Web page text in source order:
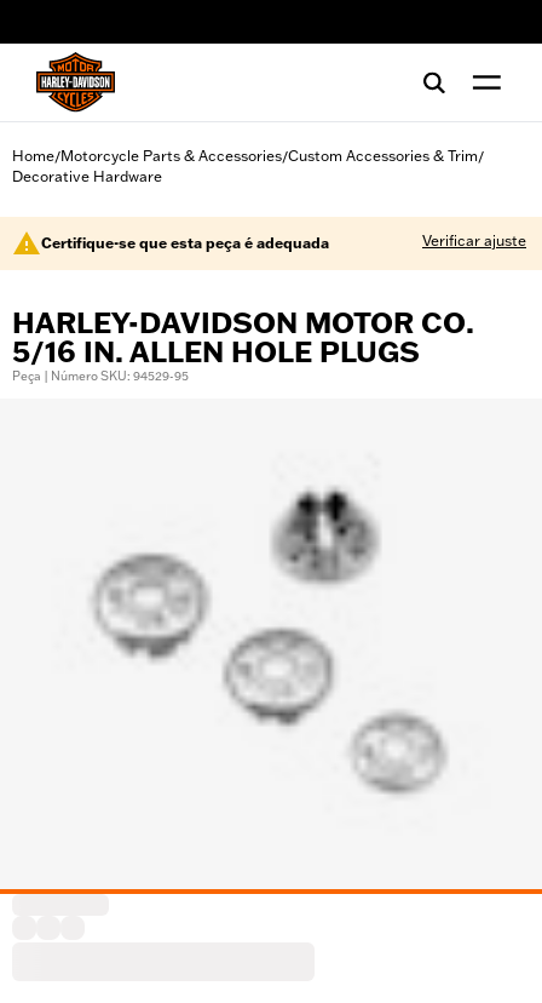
Home/Motorcycle Parts & Accessories/Custom Accessories & Trim/
Decorative Hardware
Certifique-se que esta peça é adequada Verificar ajuste
HARLEY-DAVIDSON MOTOR CO.
5/16 IN. ALLEN HOLE PLUGS
Peça | Número SKU: 94529-95